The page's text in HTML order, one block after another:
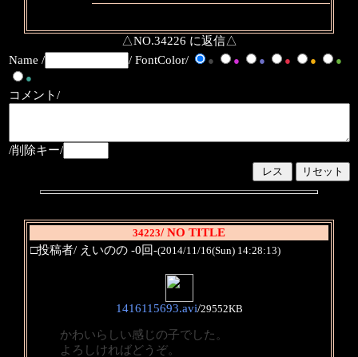
△NO.34226 に返信△
Name /
/ FontColor/ ● ● ● ● ●
●
●
コメント/
/削除キー/
34223/ NO TITLE
□投稿者/ えいのの -0回-(2014/11/16(Sun) 14:28:13)
1416115693.avi/29552KB
かわいらしい感じの子でした。
よろしければどうぞ。